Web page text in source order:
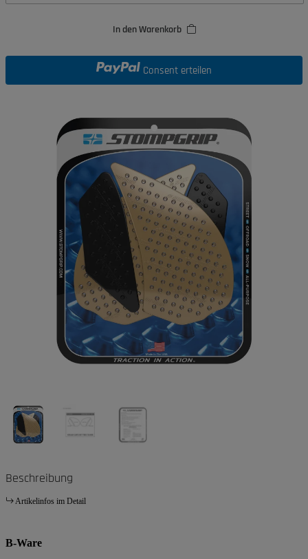
In den Warenkorb
Consent erteilen
Beschreibung
Artikelinfos im Detail
B-Ware